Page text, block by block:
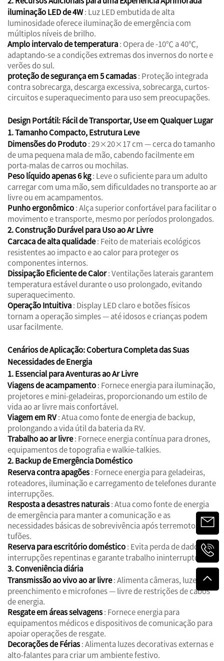
iluminação LED de 4W: Luz LED embutida de alta
luminosidade oferece iluminação de emergência com
múltiplos níveis de brilho.
Amplo intervalo de temperatura: Opera de -10℃ a 40℃,
adaptando-se a condições extremas dos invernos do norte e
verões do sul.
proteção de segurança em 5 camadas: Proteção integrada
contra sobrecarga, descarga excessiva, sobrecarga, curtos-
circuitos e superaquecimento para uso sem preocupações.
Design Portátil: Fácil de Transportar, Use em Qualquer Lugar
1. Tamanho Compacto, Estrutura Leve
Dimensões do Produto: 29×20×17 cm — cerca do tamanho
de uma pequena mala de mão, cabendo facilmente em
porta-malas de carros ou mochilas.
Peso líquido apenas 6 kg: Leve o suficiente para um adulto
carregar com uma mão, sem dificuldades no transporte ao ar
livre ou em acampamentos.
Punho ergonômico: Alça superior confortável para facilitar o
movimento e transporte, mesmo por períodos prolongados.
2. Construção Durável para Uso ao Ar Livre
Carcaca de alta qualidade: Feito de materiais ecológicos
resistentes ao impacto e ao calor para proteger os
componentes internos.
Dissipação Eficiente de Calor: Ventilações laterais garantem
temperatura estável durante o uso prolongado, evitando
superaquecimento.
Operação Intuitiva: Display LED claro e botões físicos
tornam a operação simples — até idosos e crianças podem
usar facilmente.
Cenários de Aplicação: Cobertura Completa das Suas
Necessidades de Energia
1. Essencial para Aventuras ao Ar Livre
Viagens de acampamento: Fornece energia para iluminação,
projetores e mini-geladeiras, proporcionando um estilo de
vida ao ar livre mais confortável.
Viagem em RV: Atua como fonte de energia de backup,
prolongando a vida útil da bateria da RV.
Trabalho ao ar livre: Fornece energia contínua para drones,
equipamentos de topografia e walkie-talkies.
2. Backup de Emergência Doméstico
Reserva contra apagões: Fornece energia para geladeiras,
roteadores, iluminação e carregamento de telefones durante
interrupções.
Resposta a desastres naturais: Atua como fonte de energia
de emergência para manter a comunicação e as
necessidades básicas de sobrevivência após terremotos ou
tufões.
Reserva para escritório doméstico: Evita perda de dados por
interrupções repentinas e garante trabalho ininterrupto.
3. Conveniência diária
Transmissão ao vivo ao ar livre: Alimenta câmeras, luzes de
preenchimento e microfones — livre de restrições de cabos
de energia.
Resgate em áreas selvagens: Fornece energia para
equipamentos médicos e dispositivos de comunicação para
apoiar operações de resgate.
Decorações de Férias: Alimenta luzes decorativas externas e
alto-falantes para criar um ambiente festivo.